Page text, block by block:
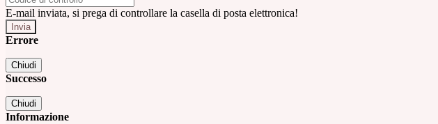
E-mail inviata, si prega di controllare la casella di posta elettronica!
Errore
Chiudi
Successo
Chiudi
Informazione